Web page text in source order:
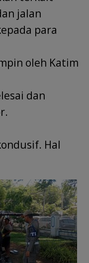
jalan
para
oleh Katim
dan
Hal